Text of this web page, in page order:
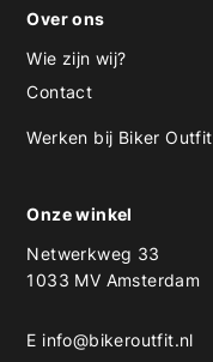
Over ons
Wie zijn wij?
Contact
Werken bij Biker Outfit
Onze winkel
Netwerkweg 33
1033 MV Amsterdam
E info@bikeroutfit.nl